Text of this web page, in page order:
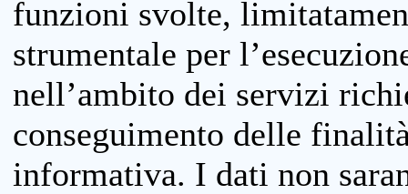
funzioni svolte,
strumentale per
nell’ambito dei servizi
conseguimento delle
informativa. I dati non